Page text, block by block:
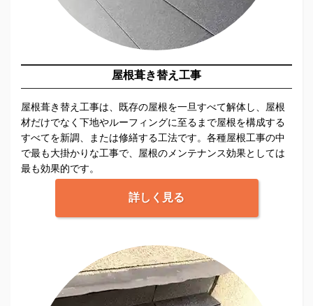
屋根葺き替え工事
屋根葺き替え工事は、既存の屋根を一旦すべて解体し、屋根
材だけでなく下地やルーフィングに至るまで屋根を構成する
すべてを新調、または修繕する工法です。各種屋根工事の中
で最も大掛かりな工事で、屋根のメンテナンス効果としては
最も効果的です。
詳しく見る